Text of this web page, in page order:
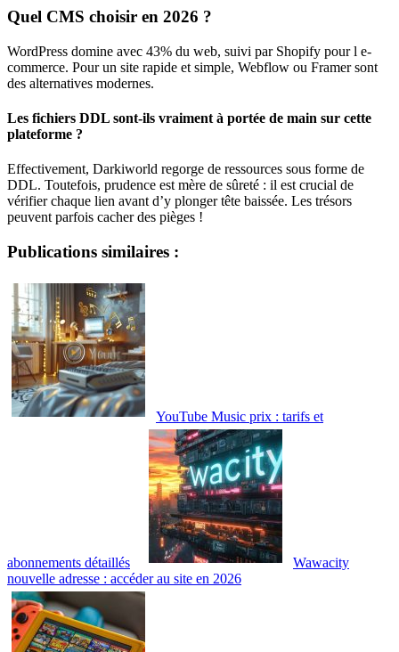
Quel CMS choisir en 2026 ?
WordPress domine avec 43% du web, suivi par Shopify pour l e-
commerce. Pour un site rapide et simple, Webflow ou Framer sont
des alternatives modernes.
Les fichiers DDL sont-ils vraiment à portée de main sur cette
plateforme ?
Effectivement, Darkiworld regorge de ressources sous forme de
DDL. Toutefois, prudence est mère de sûreté : il est crucial de
vérifier chaque lien avant d’y plonger tête baissée. Les trésors
peuvent parfois cacher des pièges !
Publications similaires :
YouTube Music prix : tarifs et
abonnements détaillés
Wawacity
nouvelle adresse : accéder au site en 2026